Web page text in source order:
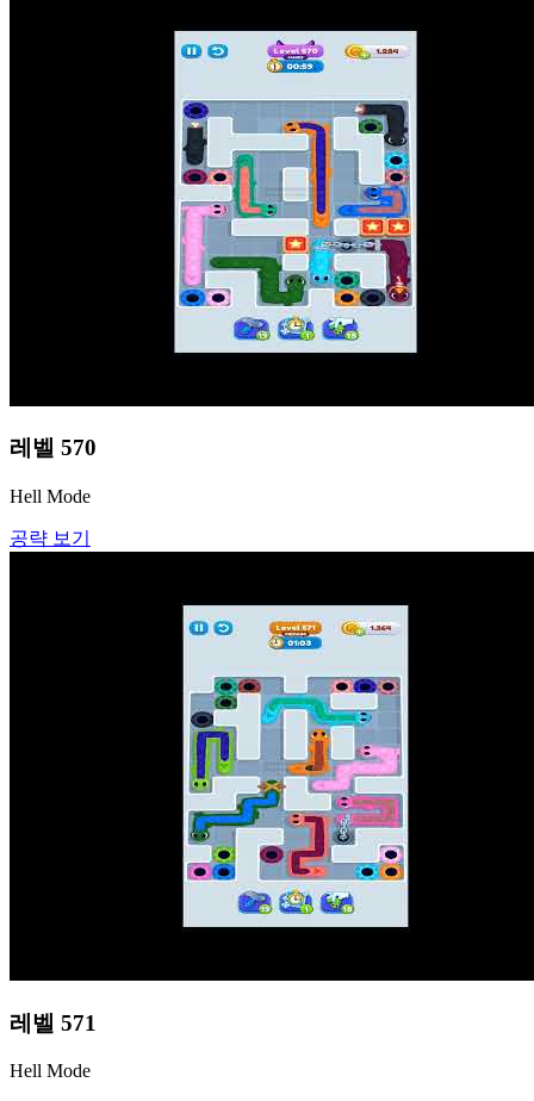
레벨 570
Hell Mode
공략 보기
레벨 571
Hell Mode